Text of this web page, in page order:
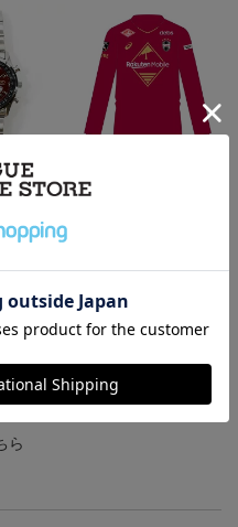
KOB
Mod フォーム長袖（1st）
39,400円
ームはこちら
ら